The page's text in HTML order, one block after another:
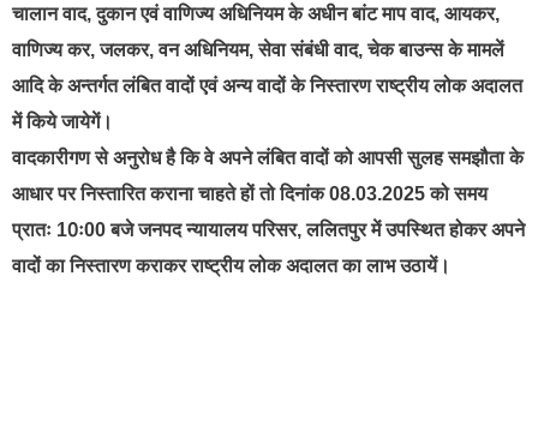
चालान वाद, दुकान एवं वाणिज्य अधिनियम के अधीन बांट माप वाद, आयकर,
वाणिज्य कर, जलकर, वन अधिनियम, सेवा संबंधी वाद, चेक बाउन्स के मामलें
आदि के अन्तर्गत लंबित वादों एवं अन्य वादों के निस्तारण राष्ट्रीय लोक अदालत
में किये जायेगें।
वादकारीगण से अनुरोध है कि वे अपने लंबित वादों को आपसी सुलह समझौता के
आधार पर निस्तारित कराना चाहते हों तो दिनांक 08.03.2025 को समय
प्रातः 10ः00 बजे जनपद न्यायालय परिसर, ललितपुर में उपस्थित होकर अपने
वादों का निस्तारण कराकर राष्ट्रीय लोक अदालत का लाभ उठायें।